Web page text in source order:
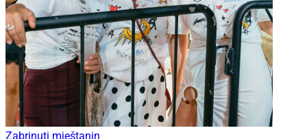
Zabrinuti mještanin